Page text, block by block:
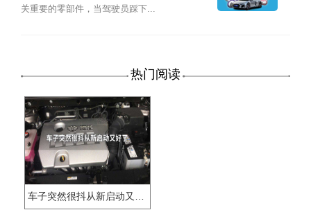
关重要的零部件，当驾驶员踩下...
热门阅读